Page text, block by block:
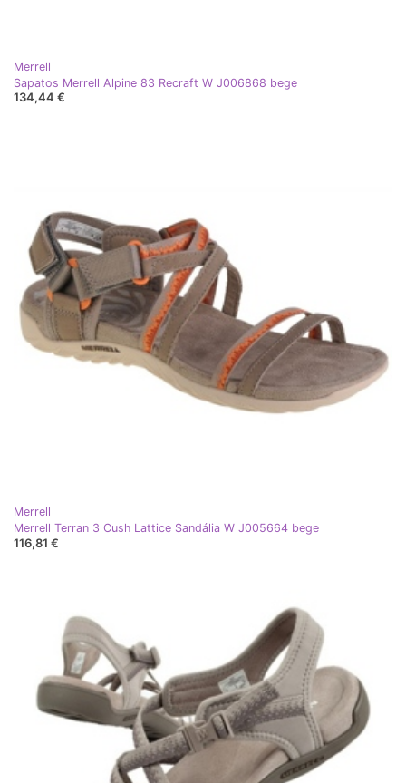
Merrell
Sapatos Merrell Alpine 83 Recraft W J006868 bege
134,44 €
Merrell
Merrell Terran 3 Cush Lattice Sandália W J005664 bege
116,81 €